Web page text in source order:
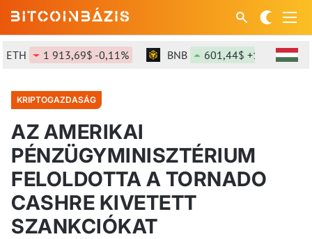
1 913,69$ -0,11% BNB 601,44$ +1,23%
KRIPTOGAZDASÁG
AZ AMERIKAI
PÉNZÜGYMINISZTÉRIUM
FELOLDOTTA A TORNADO
CASHRE KIVETETT
SZANKCIÓKAT